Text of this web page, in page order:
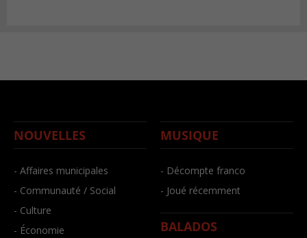
NOUVELLES
- Affaires municipales
- Communauté / Social
- Culture
- Économie
MUSIQUE
- Décompte franco
- Joué récemment
BALADOS